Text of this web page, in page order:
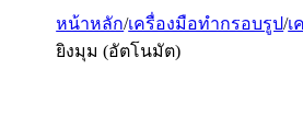
หน้าหลัก/เครื่องมือทำกรอบรูป/เ
ยิงมุม (อัตโนมัต)